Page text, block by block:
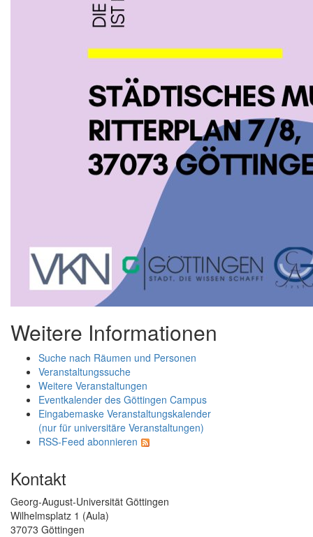
Weitere Informationen
Suche nach Räumen und Personen
Veranstaltungssuche
Weitere Veranstaltungen
Eventkalender des Göttingen Campus
Eingabemaske Veranstaltungskalender
(nur für universitäre Veranstaltungen)
RSS-Feed abonnieren
Kontakt
Georg-August-Universität Göttingen
Wilhelmsplatz 1 (Aula)
37073 Göttingen